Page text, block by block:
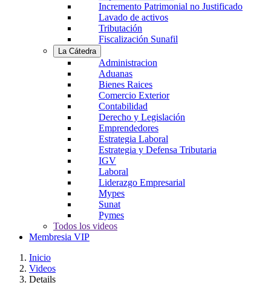
Incremento Patrimonial no Justificado
Lavado de activos
Tributación
Fiscalización Sunafil
La Cátedra
Administracion
Aduanas
Bienes Raices
Comercio Exterior
Contabilidad
Derecho y Legislación
Emprendedores
Estrategia Laboral
Estrategia y Defensa Tributaria
IGV
Laboral
Liderazgo Empresarial
Mypes
Sunat
Pymes
Todos los videos
Membresia VIP
Inicio
Videos
Details